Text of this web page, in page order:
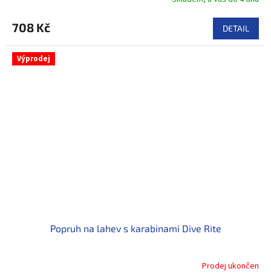
708 Kč DETAIL
Výprodej
Popruh na lahev s karabinami Dive Rite
Prodej ukončen